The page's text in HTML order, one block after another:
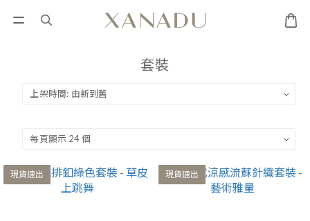
套裝
現貨速出 現貨速出